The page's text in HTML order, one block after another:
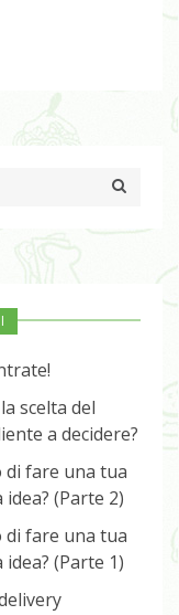
scelta del
a decidere?
fare una tua
(Parte 2)
fare una tua
(Parte 1)